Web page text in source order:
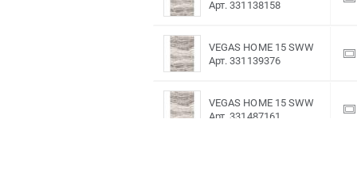
Арт. 331138158
VEGAS HOME 15 SWW
Арт. 331139376
VEGAS HOME 15 SWW
Арт. 331487161